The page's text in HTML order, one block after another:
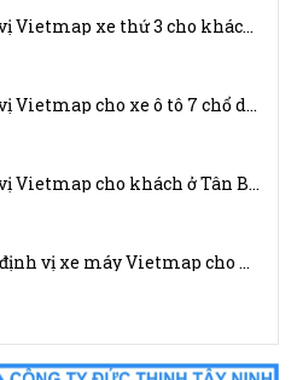
Lắp đặt định vị Vietmap xe thứ 3 cho khách ở Châu Thành, Tây Ninh
Lắp đặt định vị Vietmap cho xe ô tô 7 chổ dùng để tự quản
Lắp đặt định vị Vietmap cho khách ở Tân Biên _ Tây Ninh
Lắp đặt 1 cập định vị xe máy Vietmap cho khách ở chợ Trường Lưu, Hòa Thành, Tây Ninh